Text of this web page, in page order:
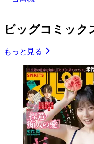
ビッグコミック
もっと見る